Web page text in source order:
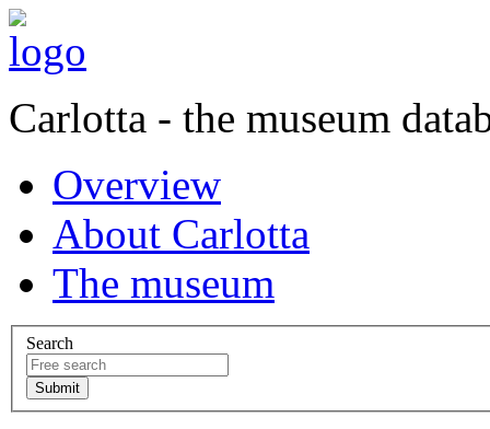
Carlotta - the museum
Overview
About Carlotta
The museum
Search